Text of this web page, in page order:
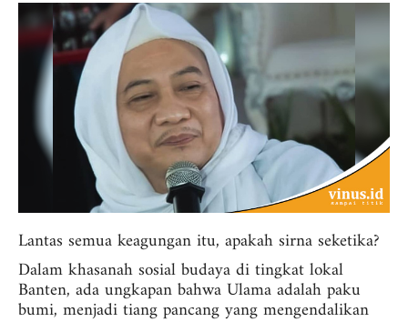
Lantas semua keagungan itu, apakah sirna seketika?
Dalam khasanah sosial budaya di tingkat lokal
Banten, ada ungkapan bahwa Ulama adalah paku
bumi, menjadi tiang pancang yang mengendalikan